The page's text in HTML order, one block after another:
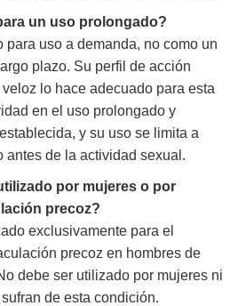
un uso prolongado?
uso a demanda, no como un
plazo. Su perfil de acción
lo hace adecuado para esta
en el uso prolongado y
y su uso se limita a
antes de la actividad sexual.
por mujeres o por
precoz?
exclusivamente para el
precoz en hombres de
debe ser utilizado por mujeres ni
de esta condición.